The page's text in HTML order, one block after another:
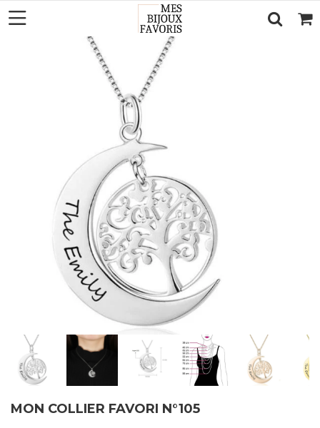
MON COLLIER FAVORI N°105